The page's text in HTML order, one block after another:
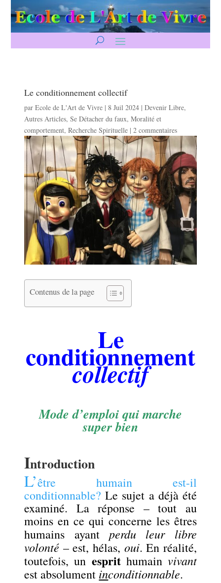
Le conditionnement collectif
parEcole de L'Art de Vivre | 8 Juil 2024 |Devenir Libre,
Autres Articles,Se Détacher du faux,Moralité et
comportement,Recherche Spirituelle |2 commentaires
Contenus de la page
Le
conditionnement
collectif
Mode d’emploi qui marche
super bien
Introduction
L’être humain est-il
conditionnable? Le sujet a déjà été
examiné. La réponse – tout au
moins en ce qui concerne les êtres
humains ayant perdu leur libre
volonté – est, hélas, oui. En réalité,
toutefois, un esprithumain vivant
est absolument inconditionnable.